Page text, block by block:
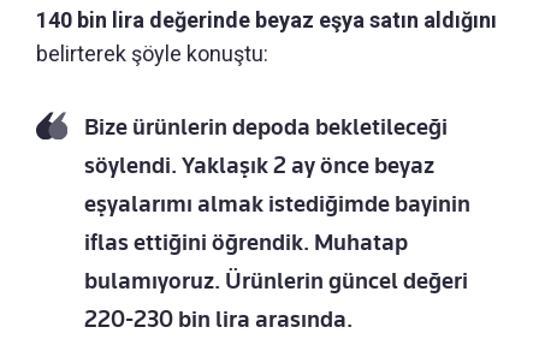
140 bin lira değerinde beyaz eşya satın aldığını
belirterek şöyle konuştu:
Bize ürünlerin depoda bekletileceği
söylendi. Yaklaşık 2 ay önce beyaz
eşyalarımı almak istediğimde bayinin
iflas ettiğini öğrendik. Muhatap
bulamıyoruz. Ürünlerin güncel değeri
220-230 bin lira arasında.